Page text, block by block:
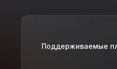
Поддерживаемые